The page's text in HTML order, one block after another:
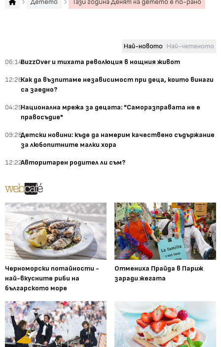
Детето Тази година Денят на детето е по-рано
Най-новото Най-четеното
06:14BuzzOver и тихата революция в нощния живот
12:26Как да възпитаме независимост при деца, които винаги
са заедно?
04:29Национална мрежа за децата: "Саморазправата не е
правосъдие"
09:28Детски новини: къде да намерим качествено съдържание
за любопитните малки хора
12:22Авторитарен родител ли съм?
Черноморски потайности -
най-вкусните риби на
българското море
Отмениха Прайда в Париж
заради жегата